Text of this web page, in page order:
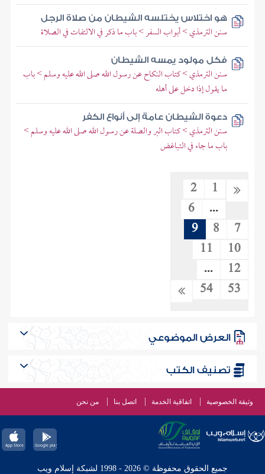
هو اختلاس يختلسه الشيطان من صلاة الرجل
سنن الترمذي > أبواب السفر > باب ما ذكر في الالتفات في الصلاة
فكل مولود يمسه الشيطان
سنن الترمذي > كتاب النكاح عن رسول الله صلى الله عليه وسلم > باب
ما يقول إذا دخل على أهله
دعوة الشيطان عامة إلى أنواع الكفر
سنن الترمذي > كتاب البر والصلة عن رسول الله صلى الله عليه وسلم >
باب ما جاء في التباغض
1
2
...
6
7
8
9
10
11
12
...
53
54
العرض الموضوعي
تصنيف الكتب
وثيقة الخصوصية اتفاقية الخدمة اتصل بنا من نحن
جميع الحقوق محفوظة © 2026 - 1998 لشبكة إسلام ويب